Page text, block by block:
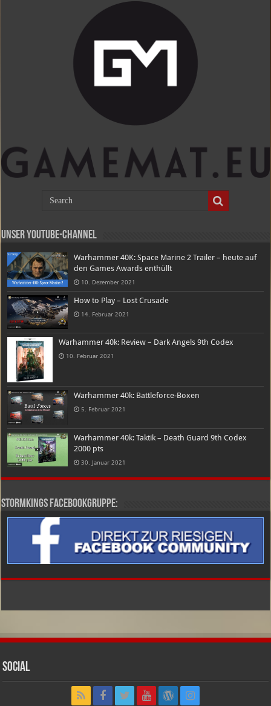
Unser Youtube-Channel
Warhammer 40K: Space Marine 2 Trailer – heute auf
den Games Awards enthüllt
10. Dezember 2021
How to Play – Lost Crusade
14. Februar 2021
Warhammer 40k: Review – Dark Angels 9th Codex
10. Februar 2021
Warhammer 40k: Battleforce-Boxen
5. Februar 2021
Warhammer 40k: Taktik – Death Guard 9th Codex
2000 pts
30. Januar 2021
Stormkings Facebookgruppe:
Social